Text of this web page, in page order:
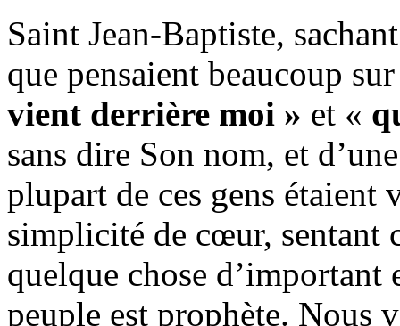
Saint Jean-Baptiste,
que pensaient beaucoup
vient derrière moi » et «
sans dire Son nom, et
plupart de ces gens étaient
simplicité de cœur, sentant
quelque chose
peuple est prophète. Nous